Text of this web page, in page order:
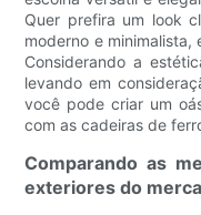
Quer prefira um look
moderno e minimalista,
Considerando a
levando em
você pode criar um
com as cadeiras de
Comparando as
exteriores do